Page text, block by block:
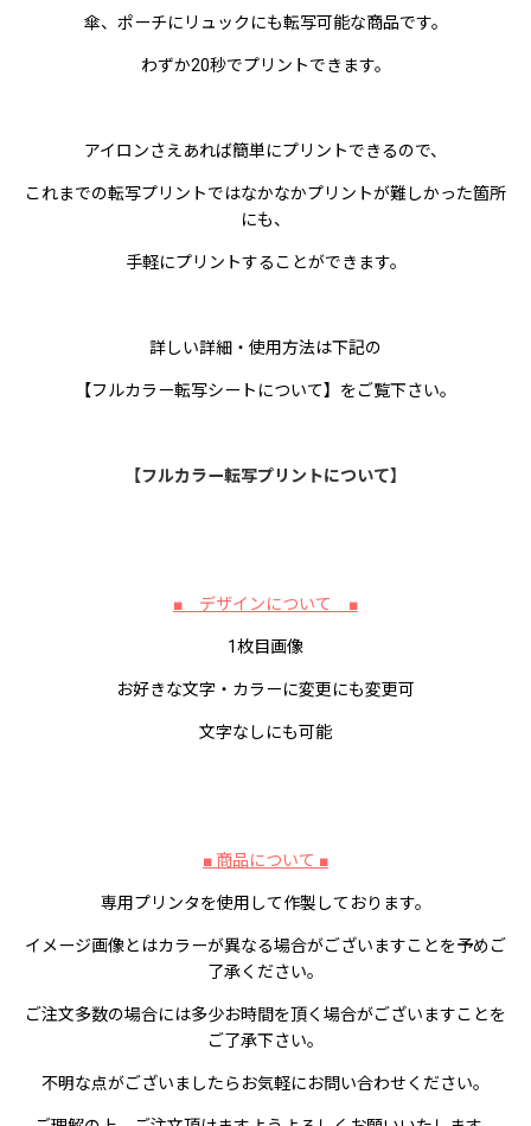
傘、ポーチにリュックにも転写可能な商品です。
わずか20秒でプリントできます。
アイロンさえあれば簡単にプリントできるので、
これまでの転写プリントではなかなかプリントが難しかった箇所
にも、
手軽にプリントすることができます。
詳しい詳細・使用方法は下記の
【フルカラー転写シートについて】をご覧下さい。
【フルカラー転写プリントについて】
■ デザインについて ■
1枚目画像
お好きな文字・カラーに変更にも変更可
文字なしにも可能
■ 商品について ■
専用プリンタを使用して作製しております。
イメージ画像とはカラーが異なる場合がございますことを予めご
了承ください。
ご注文多数の場合には多少お時間を頂く場合がございますことを
ご了承下さい。
不明な点がございましたらお気軽にお問い合わせください。